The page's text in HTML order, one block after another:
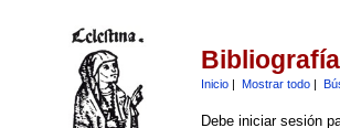
Inicio| Mostrar todo|
Debe iniciar sesión